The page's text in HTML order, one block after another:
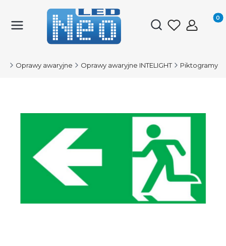
Otwórz
Oprawy awaryjne Oprawy awaryjne INTELIGHT Piktogramy